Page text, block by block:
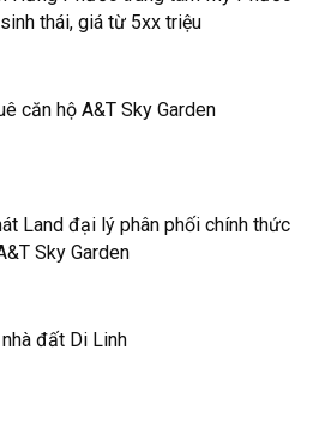
thái, giá từ 5xx triệu
căn hộ A&T Sky Garden
Land đại lý phân phối chính thức
Sky Garden
đất Di Linh